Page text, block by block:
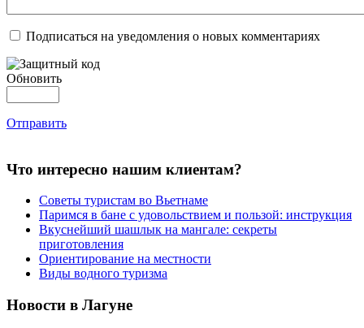
Подписаться на уведомления о новых комментариях
Обновить
Отправить
Что интересно нашим клиентам?
Советы туристам во Вьетнаме
Паримся в бане с удовольствием и пользой: инструкция
Вкуснейший шашлык на мангале: секреты
приготовления
Ориентирование на местности
Виды водного туризма
Новости в Лагуне